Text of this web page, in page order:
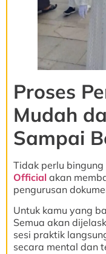
Proses
Mudah
Sampai
Tidak perlu
Official akan
pengurusan
Untuk kamu yang
Semua akan
sesi praktik
secara mental dan